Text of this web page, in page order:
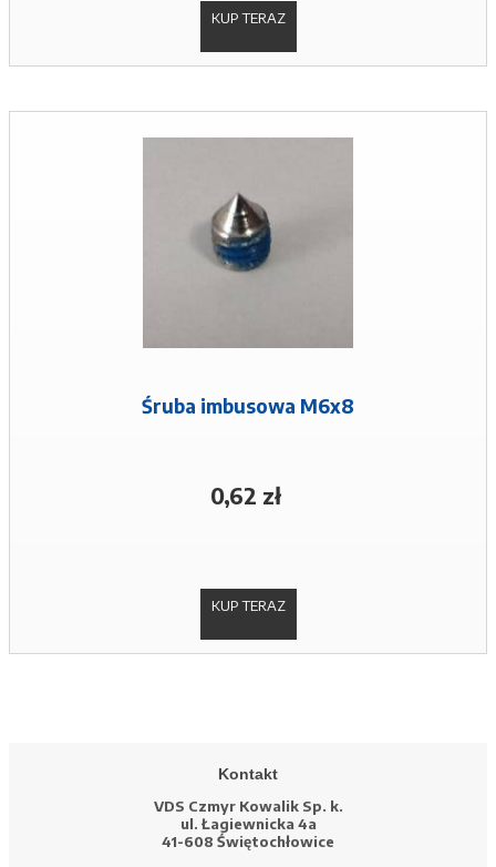
KUP TERAZ
Śruba imbusowa M6x8
0,62 zł
KUP TERAZ
Kontakt
VDS Czmyr Kowalik Sp. k.
ul. Łagiewnicka 4a
41-608 Świętochłowice